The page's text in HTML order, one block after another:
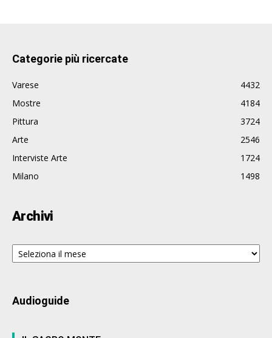
Categorie più ricercate
Varese
4432
Mostre
4184
Pittura
3724
Arte
2546
Interviste Arte
1724
Milano
1498
Archivi
Archivi
Audioguide